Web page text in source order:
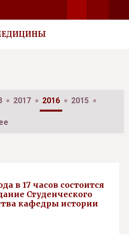
2017 2016 2015
в 17 часов состоится
Студенческого
кафедры истории